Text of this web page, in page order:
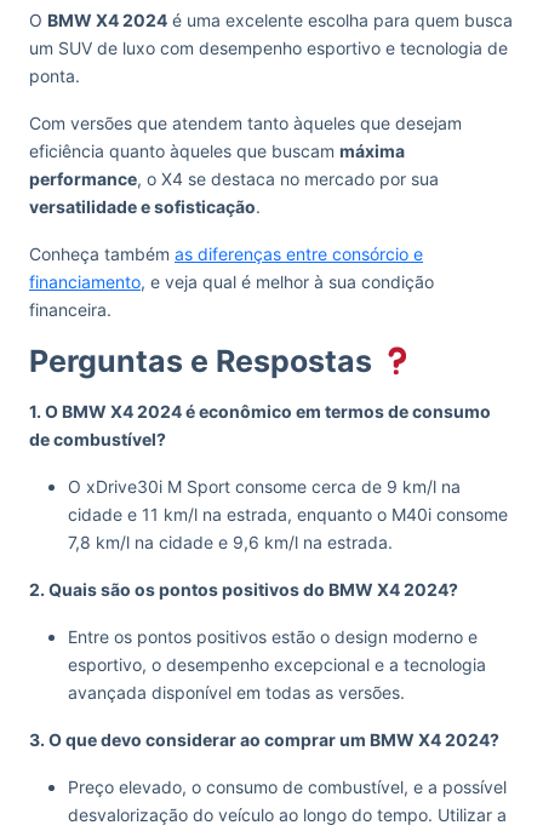
O BMW X4 2024 é uma excelente escolha para quem busca
um SUV de luxo com desempenho esportivo e tecnologia de
ponta.
Com versões que atendem tanto àqueles que desejam
eficiência quanto àqueles que buscam máxima
performance, o X4 se destaca no mercado por sua
versatilidade e sofisticação.
Conheça também as diferenças entre consórcio e
financiamento, e veja qual é melhor à sua condição
financeira.
Perguntas e Respostas
1. O BMW X4 2024 é econômico em termos de consumo
de combustível?
O xDrive30i M Sport consome cerca de 9 km/l na
cidade e 11 km/l na estrada, enquanto o M40i consome
7,8 km/l na cidade e 9,6 km/l na estrada.
2. Quais são os pontos positivos do BMW X4 2024?
Entre os pontos positivos estão o design moderno e
esportivo, o desempenho excepcional e a tecnologia
avançada disponível em todas as versões.
3. O que devo considerar ao comprar um BMW X4 2024?
Preço elevado, o consumo de combustível, e a possível
desvalorização do veículo ao longo do tempo. Utilizar a